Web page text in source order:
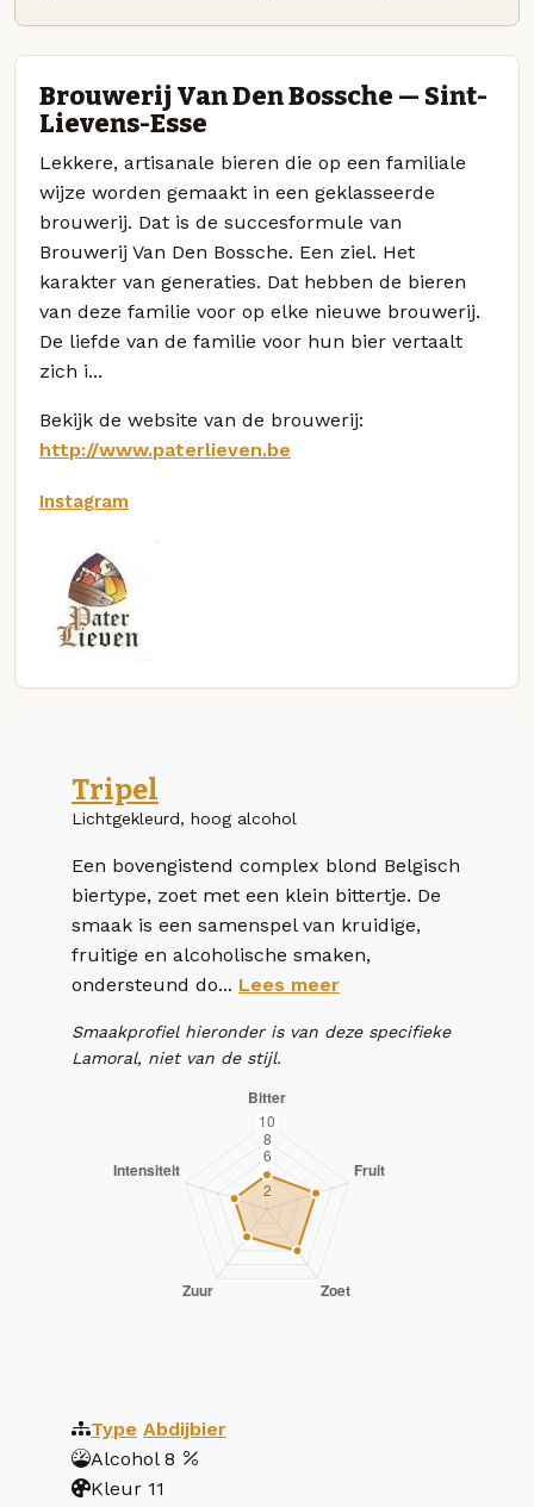
Brouwerij Van Den Bossche — Sint-
Lievens-Esse
Lekkere, artisanale bieren die op een familiale
wijze worden gemaakt in een geklasseerde
brouwerij. Dat is de succesformule van
Brouwerij Van Den Bossche. Een ziel. Het
karakter van generaties. Dat hebben de bieren
van deze familie voor op elke nieuwe brouwerij.
De liefde van de familie voor hun bier vertaalt
zich i...
Bekijk de website van de brouwerij:
http://www.paterlieven.be
Instagram
Tripel
Lichtgekleurd, hoog alcohol
Een bovengistend complex blond Belgisch
biertype, zoet met een klein bittertje. De
smaak is een samenspel van kruidige,
fruitige en alcoholische smaken,
ondersteund do... Lees meer
Smaakprofiel hieronder is van deze specifieke
Lamoral, niet van de stijl.
Type Abdijbier
Alcohol 8
Kleur 11